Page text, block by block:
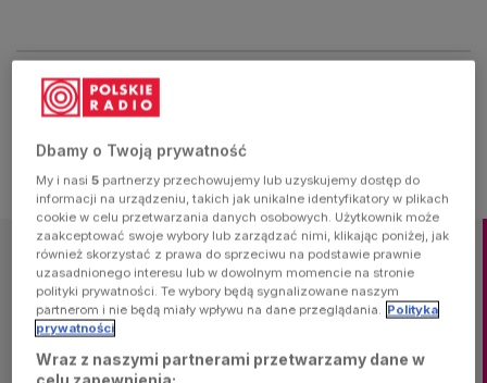
Polityczne podsumowanie tygodnia w
"Śniadaniu w Trójce"
Najważniejsze informacje w skrócie:
Minister Waldemar Żurek zaprezentował projekt ustawy
praworządnościowej
Nowe przepisy mają uporządkować system prawny w
Polsce
Politycy koalicji rządzącej podkreślają, że
Dbamy o Twoją prywatność
My i nasi5 partnerzy przechowujemy lub uzyskujemy dostęp do
informacji na urządzeniu, takich jak unikalne identyfikatory w plikach
cookie w celu przetwarzania danych osobowych. Użytkownik może
zaakceptować swoje wybory lub zarządzać nimi, klikając poniżej, jak
również skorzystać z prawa do sprzeciwu na podstawie prawnie
uzasadnionego interesu lub w dowolnym momencie na stronie
polityki prywatności. Te wybory będą sygnalizowane naszym
partnerom i nie będą miały wpływu na dane przeglądania. Polityka
prywatności
Wraz z naszymi partnerami przetwarzamy dane w